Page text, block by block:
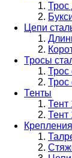
Трос
Цепи
Тросы
Трос
Трос
Тенты
Тент
Тент